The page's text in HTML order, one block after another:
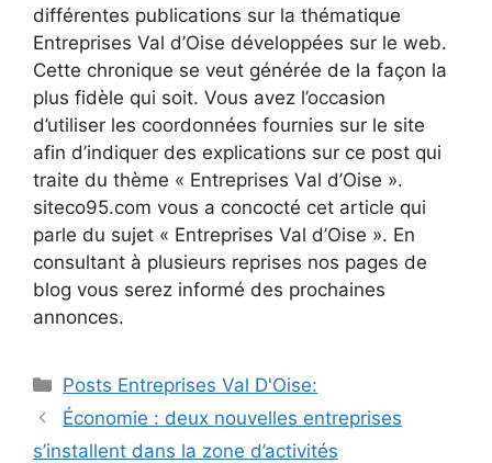
différentes publications sur la thématique
Entreprises Val d’Oise développées sur le web.
Cette chronique se veut générée de la façon la
plus fidèle qui soit. Vous avez l’occasion
d’utiliser les coordonnées fournies sur le site
afin d’indiquer des explications sur ce post qui
traite du thème « Entreprises Val d’Oise ».
siteco95.com vous a concocté cet article qui
parle du sujet « Entreprises Val d’Oise ». En
consultant à plusieurs reprises nos pages de
blog vous serez informé des prochaines
annonces.
Catégories
Posts Entreprises Val D'Oise:
Navigation
des
Économie : deux nouvelles entreprises
s’installent dans la zone d’activités